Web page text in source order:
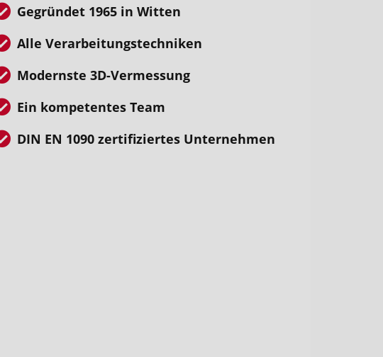
Gegründet 1965 in Witten
Alle Verarbeitungstechniken
Modernste 3D-Vermessung
Ein kompetentes Team
DIN EN 1090 zertifiziertes Unternehmen